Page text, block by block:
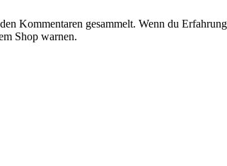
Kommentaren gesammelt. Wenn du
Shop warnen.